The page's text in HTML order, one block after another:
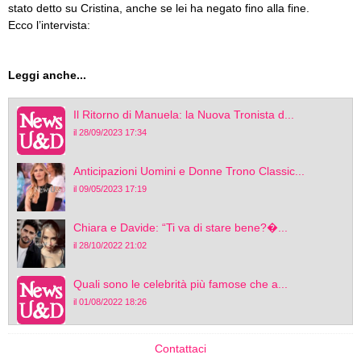
stato detto su Cristina, anche se lei ha negato fino alla fine.
Ecco l’intervista:
Leggi anche...
Il Ritorno di Manuela: la Nuova Tronista d...
il 28/09/2023 17:34
Anticipazioni Uomini e Donne Trono Classic...
il 09/05/2023 17:19
Chiara e Davide: “Ti va di stare bene?�...
il 28/10/2022 21:02
Quali sono le celebrità più famose che a...
il 01/08/2022 18:26
Contattaci